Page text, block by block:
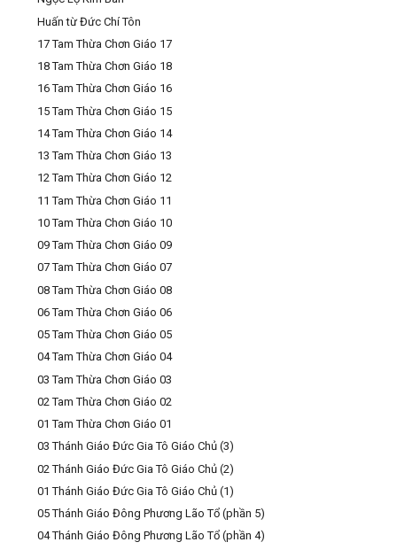
Huấn từ Đức Chí Tôn
17 Tam Thừa Chơn Giáo 17
18 Tam Thừa Chơn Giáo 18
16 Tam Thừa Chơn Giáo 16
15 Tam Thừa Chơn Giáo 15
14 Tam Thừa Chơn Giáo 14
13 Tam Thừa Chơn Giáo 13
12 Tam Thừa Chơn Giáo 12
11 Tam Thừa Chơn Giáo 11
10 Tam Thừa Chơn Giáo 10
09 Tam Thừa Chơn Giáo 09
07 Tam Thừa Chơn Giáo 07
08 Tam Thừa Chơn Giáo 08
06 Tam Thừa Chơn Giáo 06
05 Tam Thừa Chơn Giáo 05
04 Tam Thừa Chơn Giáo 04
03 Tam Thừa Chơn Giáo 03
02 Tam Thừa Chơn Giáo 02
01 Tam Thừa Chơn Giáo 01
03 Thánh Giáo Đức Gia Tô Giáo Chủ (3)
02 Thánh Giáo Đức Gia Tô Giáo Chủ (2)
01 Thánh Giáo Đức Gia Tô Giáo Chủ (1)
05 Thánh Giáo Đông Phương Lão Tổ (phần 5)
04 Thánh Giáo Đông Phương Lão Tổ (phần 4)